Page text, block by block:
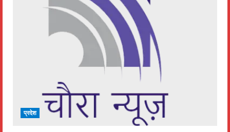
प्रदेश